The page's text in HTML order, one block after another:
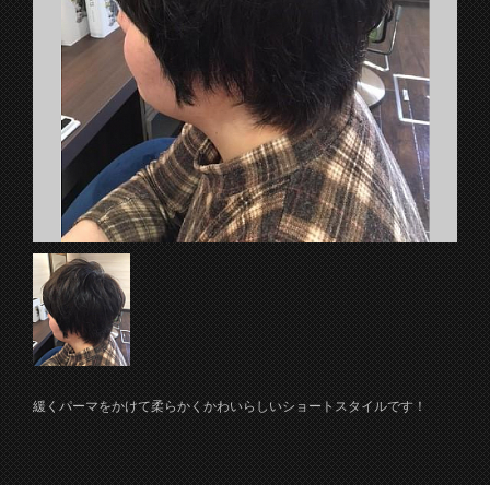
緩くパーマをかけて柔らかくかわいらしいショートスタイルです！